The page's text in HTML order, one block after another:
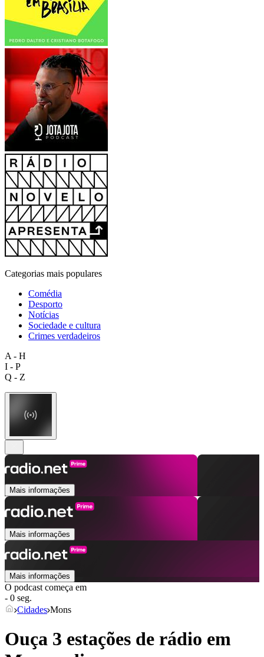
Categorias mais populares
Comédia
Desporto
Notícias
Sociedade e cultura
Crimes verdadeiros
A - H
I - P
Q - Z
Mais informações
Mais informações
Mais informações
O podcast começa em
- 0 seg.
Cidades Mons
Ouça 3 estações de rádio em